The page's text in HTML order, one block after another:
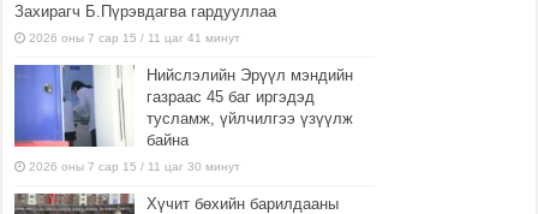
Захирагч Б.Пүрэвдагва гардууллаа
2026 оны 7 сар 15 / 11 цаг 41 минут
Нийслэлийн Эрүүл мэндийн
газраас 45 баг иргэдэд
тусламж, үйлчилгээ үзүүлж
байна
2026 оны 7 сар 15 / 11 цаг 30 минут
Хүчит бөхийн барилдааны